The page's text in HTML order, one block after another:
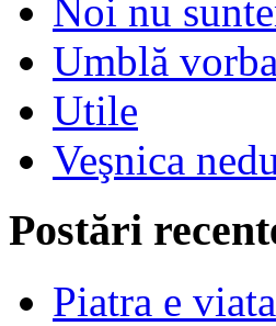
Noi nu
Umblă
Utile
Veşnica
Postări
Piatra e